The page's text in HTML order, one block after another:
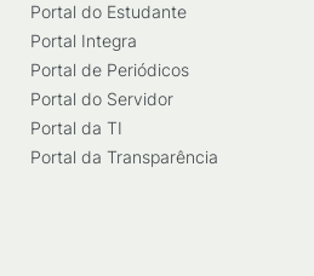
Portal do Estudante
Portal Integra
Portal de Periódicos
Portal do Servidor
Portal da TI
Portal da Transparência